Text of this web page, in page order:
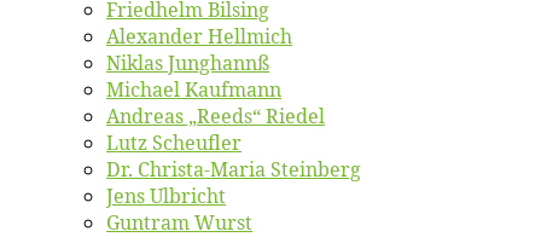
Fried­helm Bilsing
Alex­an­der Hellmich
Ni­klas Junghannß
Mi­cha­el Kaufmann
An­dre­as „Reeds“ Riedel
Lutz Scheuf­ler
Dr. Chris­­ta-Ma­ria Steinberg
Jens Ulb­richt
Gun­tram Wurst